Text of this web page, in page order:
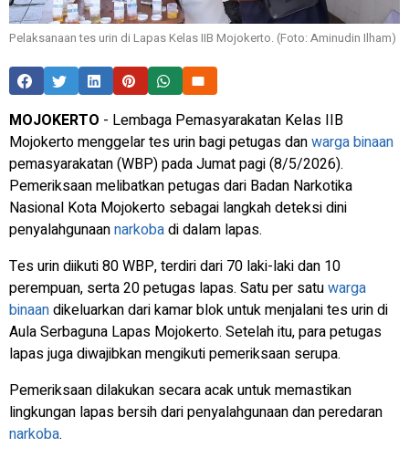
Pelaksanaan tes urin di Lapas Kelas IIB Mojokerto. (Foto: Aminudin Ilham)
MOJOKERTO - Lembaga Pemasyarakatan Kelas IIB
Mojokerto menggelar tes urin bagi petugas danwarga binaan
pemasyarakatan (WBP) pada Jumat pagi (8/5/2026).
Pemeriksaan melibatkan petugas dari Badan Narkotika
Nasional Kota Mojokerto sebagai langkah deteksi dini
penyalahgunaannarkobadi dalam lapas.
Tes urin diikuti 80 WBP, terdiri dari 70 laki-laki dan 10
perempuan, serta 20 petugas lapas. Satu per satuwarga
binaandikeluarkan dari kamar blok untuk menjalani tes urin di
Aula Serbaguna Lapas Mojokerto. Setelah itu, para petugas
lapas juga diwajibkan mengikuti pemeriksaan serupa.
Pemeriksaan dilakukan secara acak untuk memastikan
lingkungan lapas bersih dari penyalahgunaan dan peredaran
narkoba.